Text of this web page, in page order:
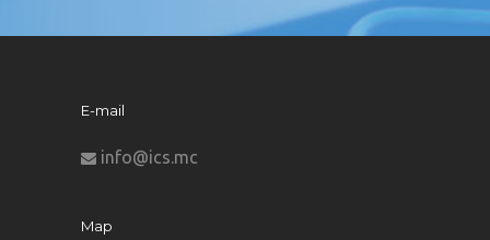
E-mail
info@ics.mc
Map